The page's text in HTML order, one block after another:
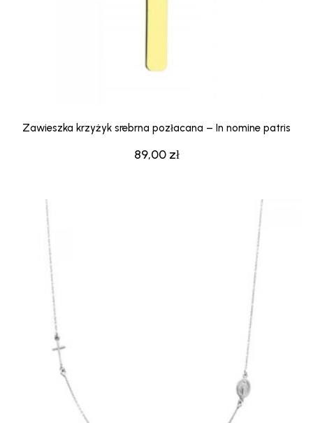
89,00 zł
Zawieszka krzyżyk srebrna pozłacana – In nomine patris